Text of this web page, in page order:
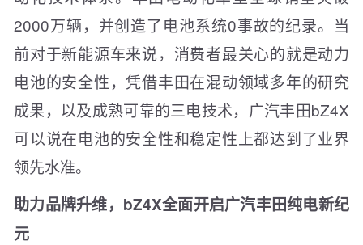
2000万辆，并创造了电池系统0事故的纪录。当
前对于新能源车来说，消费者最关心的就是动力
电池的安全性，凭借丰田在混动领域多年的研究
成果，以及成熟可靠的三电技术，广汽丰田bZ4X
可以说在电池的安全性和稳定性上都达到了业界
领先水准。
助力品牌升维，bZ4X全面开启广汽丰田纯电新纪
元